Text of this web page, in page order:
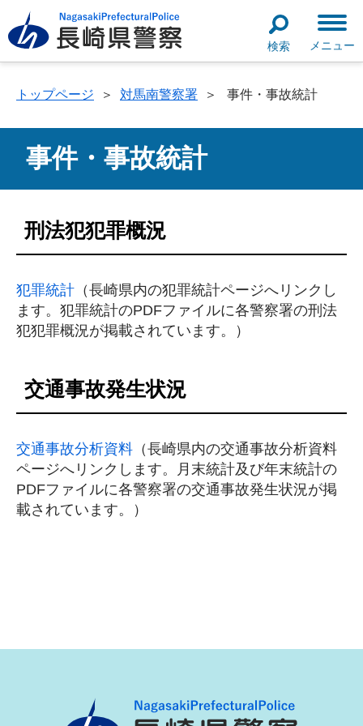
検索 メニュー
トップページ ＞ 対馬南警察署 ＞ 事件・事故統計
事件・事故統計
刑法犯犯罪概況
犯罪統計 （長崎県内の犯罪統計ページへリンクし
ます。犯罪統計のPDFファイルに各警察署の刑法
犯犯罪概況が掲載されています。）
交通事故発生状況
交通事故分析資料 （長崎県内の交通事故分析資料
ページへリンクします。月末統計及び年末統計の
PDFファイルに各警察署の交通事故発生状況が掲
載されています。）